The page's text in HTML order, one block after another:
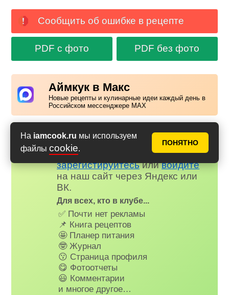
На iamcook.ru мы используем
файлы cookie.
ПОНЯТНО
Сообщить об ошибке в рецепте
PDF с фото PDF без фото
Аймкук в Макс
Новые рецепты и кулинарные идеи каждый день в
Российском мессенджере MAX
Надоела реклама?
Вступайте в клуб Аймкук. Просто
зарегистируйтесьиливойдите
на наш сайт через Яндекс или
ВК.
Для всех, кто в клубе...
✅ Почти нет рекламы
📌 Книга рецептов
🤩 Планер питания
🤓 Журнал
😗 Страница профиля
😋 Фотоотчеты
😃 Комментарии
и многое другое…
✕